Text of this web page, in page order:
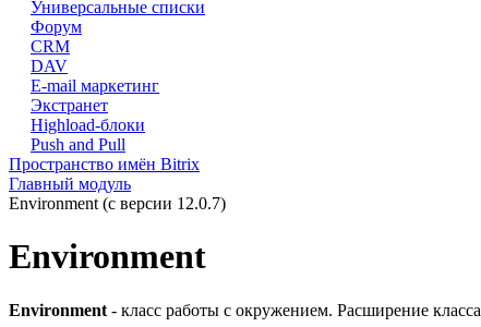
Универсальные списки
Форум
CRM
DAV
E-mail маркетинг
Экстранет
Highload-блоки
Push and Pull
Пространство имён Bitrix
Главный модуль
Environment (с версии 12.0.7)
Environment
Environment - класс работы с окружением. Расширение класса